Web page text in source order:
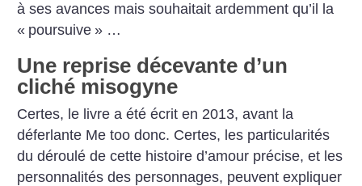
à ses avances mais souhaitait ardemment qu’il la
« poursuive » …
Une reprise décevante d’un
cliché misogyne
Certes, le livre a été écrit en 2013, avant la
déferlante Me too donc. Certes, les particularités
du déroulé de cette histoire d’amour précise, et les
personnalités des personnages, peuvent expliquer